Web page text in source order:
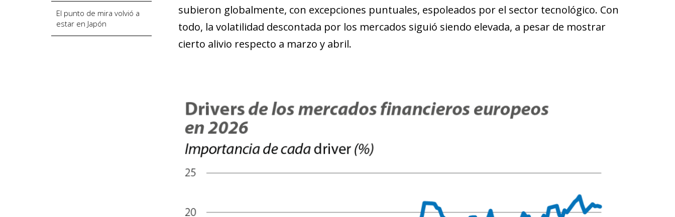
El punto de mira volvió a
estar en Japón
subieron globalmente, con excepciones puntuales, espoleados por el sector tecnológico. Con
todo, la volatilidad descontada por los mercados siguió siendo elevada, a pesar de mostrar
cierto alivio respecto a marzo y abril.